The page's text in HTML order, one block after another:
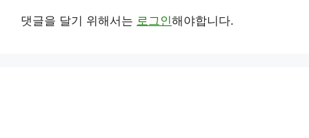
댓글을 달기 위해서는 로그인해야합니다.